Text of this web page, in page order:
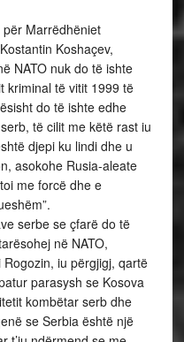
Marrëdhëniet
Koshaçev,
NATO nuk do të ishte
kriminal të vitit 1999 të
do të ishte edhe
të cilit me këtë rast iu
djepi ku lindi dhe u
asokohe Rusia-aleate
me forcë dhe e
serbe se çfarë do të
në NATO,
iu përgjigj, qartë
parasysh se Kosova
kombëtar serb dhe
se Serbia është një